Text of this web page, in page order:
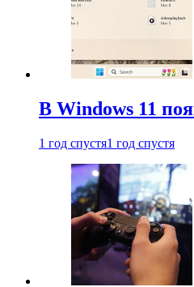
В Windows 11
1 год спустя1 год спустя